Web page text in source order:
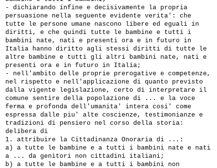
- dichiarando infine e decisivamente la propria
persuasione nella seguente evidente verita': che
tutte le persone umane nascono libere ed eguali in
diritti, e che quindi tutte le bambine e tutti i
bambini nate, nati e presenti ora e in futuro in
Italia hanno diritto agli stessi diritti di tutte le
altre bambine e tutti gli altri bambini nate, nati e
presenti ora e in futuro in Italia;
- nell'ambito delle proprie prerogative e competenze,
nel rispetto e nell'applicazione di quanto previsto
dalla vigente legislazione, certo di interpretare il
comune sentire della popolazione di ... e la voce
ferma e profonda dell'umanita' intera cosi' come
espressa dalle piu' alte coscienze, testimonianze e
tradizioni di pensiero nel corso della storia:
delibera di
1. attribuire la Cittadinanza Onoraria di ...:
a) a tutte le bambine e a tutti i bambini nate e nati
a ... da genitori non cittadini italiani;
b) a tutte le bambine e a tutti i bambini non